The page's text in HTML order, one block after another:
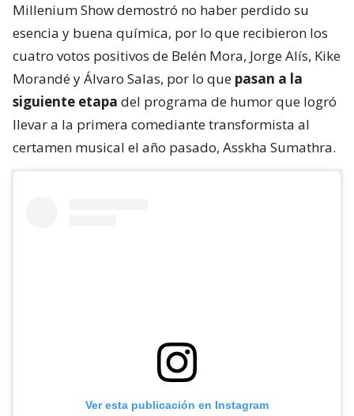
Millenium Show demostró no haber perdido su
esencia y buena química, por lo que recibieron los
cuatro votos positivos de Belén Mora, Jorge Alís, Kike
Morandé y Álvaro Salas, por lo que pasan a la
siguiente etapa del programa de humor que logró
llevar a la primera comediante transformista al
certamen musical el año pasado, Asskha Sumathra.
Ver esta publicación en Instagram